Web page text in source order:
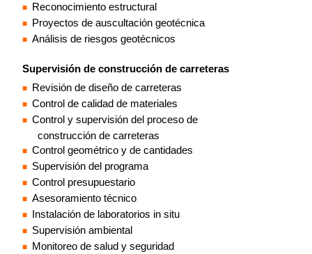
Reconocimiento estructural
Proyectos de auscultación geotécnica
Análisis de riesgos geotécnicos
Supervisión de construcción de carreteras
Revisión de diseño de carreteras
Control de calidad de materiales
Control y supervisión del proceso de
construcción de carreteras
Control geométrico y de cantidades
Supervisión del programa
Control presupuestario
Asesoramiento técnico
Instalación de laboratorios in situ
Supervisión ambiental
Monitoreo de salud y seguridad